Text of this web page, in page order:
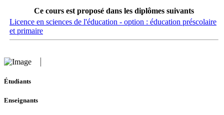
Ce cours est proposé dans les diplômes suivants
Licence en sciences de l'éducation - option : éducation préscolaire
et primaire
Étudiants
Enseignants